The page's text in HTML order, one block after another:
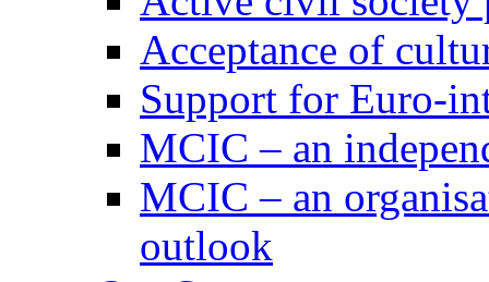
Acceptance of
Support for Euro-
MCIC – an
MCIC – an
outlook